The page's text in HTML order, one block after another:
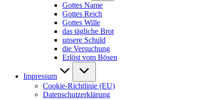
Gottes Name
Gottes Reich
Gottes Wille
das tägliche Brot
unsere Schuld
die Versuchung
Erlöst vom Bösen
Impressum
Cookie-Richtlinie (EU)
Datenschutzerklärung